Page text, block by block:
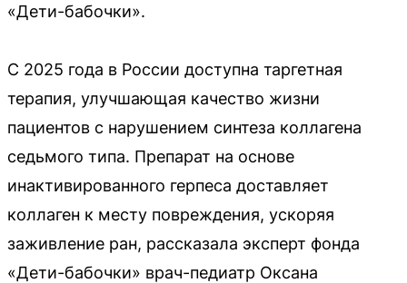
«Дети-бабочки».
С 2025 года в России доступна таргетная
терапия, улучшающая качество жизни
пациентов с нарушением синтеза коллагена
седьмого типа. Препарат на основе
инактивированного герпеса доставляет
коллаген к месту повреждения, ускоряя
заживление ран, рассказала эксперт фонда
«Дети-бабочки» врач-педиатр Оксана